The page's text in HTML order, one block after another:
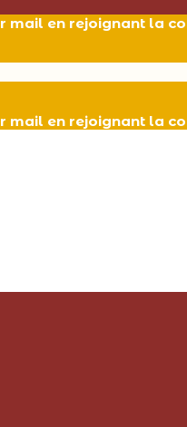
mail en rejoignant la
mail en rejoignant la